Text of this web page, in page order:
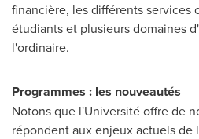
financière, les différents services
étudiants et plusieurs domaines
l'ordinaire.
Programmes : les nouveautés
Notons que l'Université offre de
répondent aux enjeux actuels de